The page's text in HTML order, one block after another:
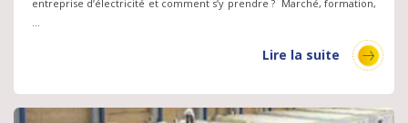
entreprise d’électricité et comment s’y prendre ? Marché, formation,
Lire la suite